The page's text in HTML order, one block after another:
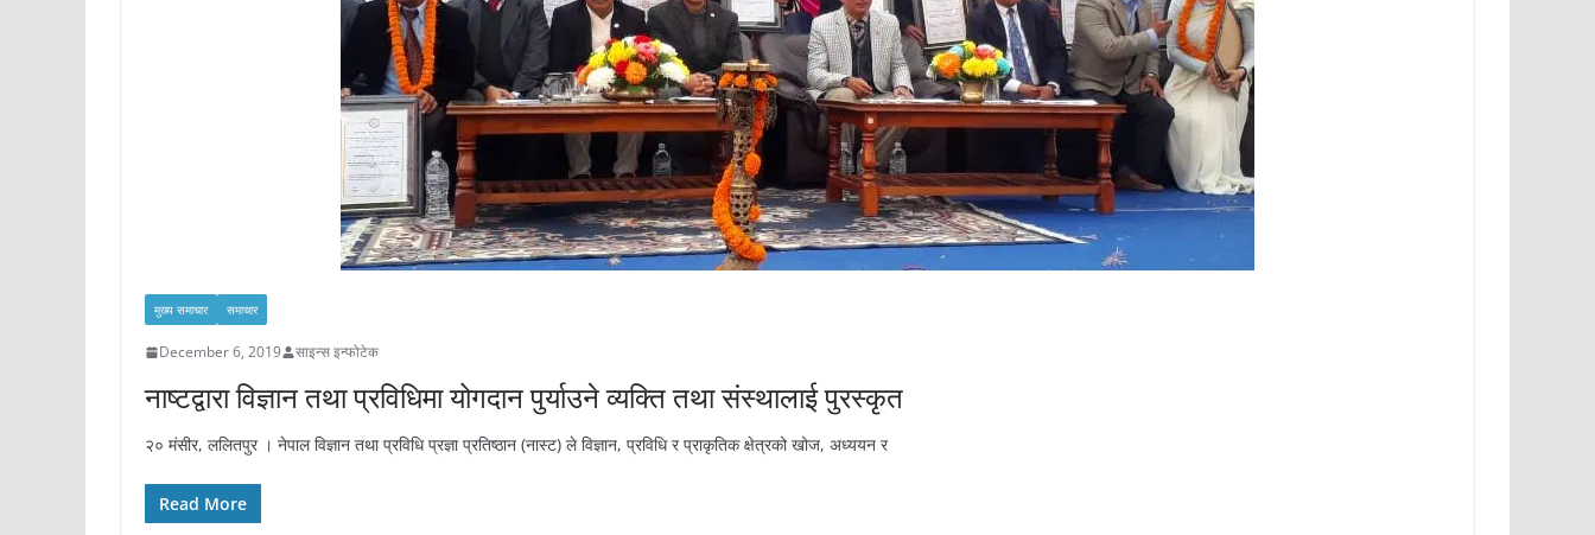
मुख्य समाचार समाचार
December 6, 2019 साइन्स इन्फोटेक
नाष्टद्वारा विज्ञान तथा प्रविधिमा योगदान पुर्याउने व्यक्ति तथा संस्थालाई पुरस्कृत
२० मंसीर, ललितपुर । नेपाल विज्ञान तथा प्रविधि प्रज्ञा प्रतिष्ठान (नास्ट) ले विज्ञान, प्रविधि र प्राकृतिक क्षेत्रको खोज, अध्ययन र
Read More